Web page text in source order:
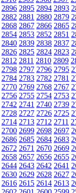
2896 2895 2894 2893
2882 2881 2880 2879
2868 2867 2866 2865
2854 2853 2852 2851
2840 2839 2838 2837
2826 2825 2824 2823
2812 2811 2810 2809
2798 2797 2796 2795
2784 2783 2782 2781
2770 2769 2768 2767
2756 2755 2754 2753
2742 2741 2740 2739
2728 2727 2726 2725
2714 2713 2712 2711
2700 2699 2698 2697
2686 2685 2684 2683
2672 2671 2670 2669
2658 2657 2656 2655
2644 2643 2642 2641
2630 2629 2628 2627
2616 2615 2614 2613